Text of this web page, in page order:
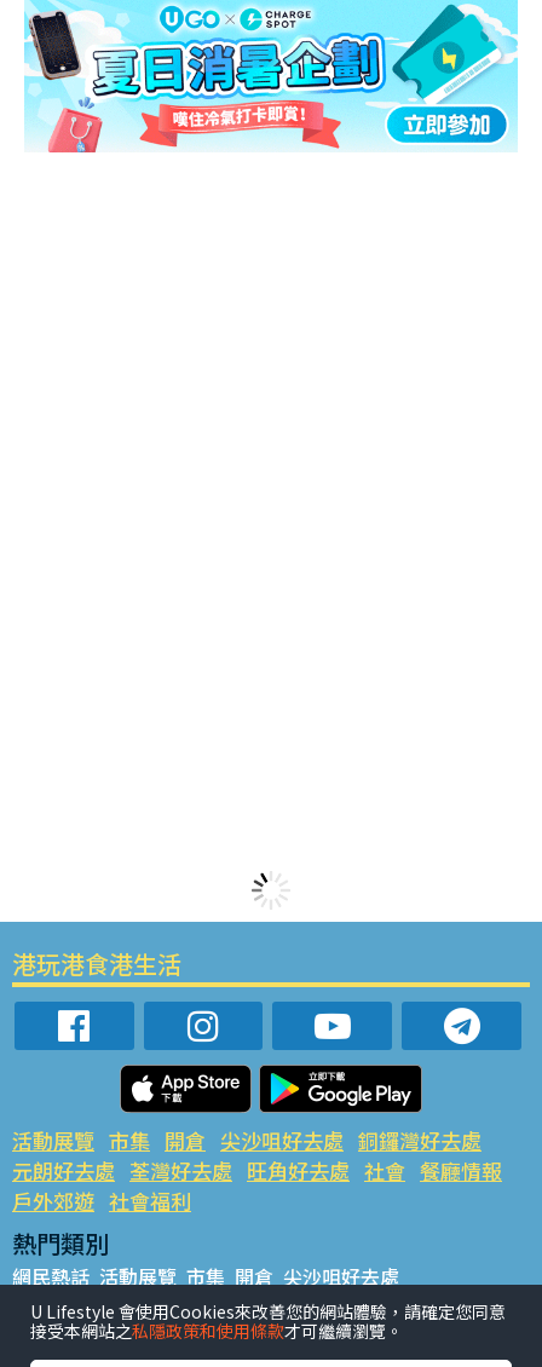
港玩港食港生活
活動展覽 市集 開倉 尖沙咀好去處 銅鑼灣好去處
元朗好去處 荃灣好去處 旺角好去處 社會 餐廳情報
戶外郊遊 社會福利
熱門類別
網民熱話 活動展覽 市集 開倉 尖沙咀好去處
銅鑼灣好去處 元朗好去處 荃灣好去處 旺角好去處 社會
餐廳情報 戶外郊遊
U Lifestyle 會使用Cookies來改善您的網站體驗，請確定您同意
接受本網站之私隱政策和使用條款才可繼續瀏覽。